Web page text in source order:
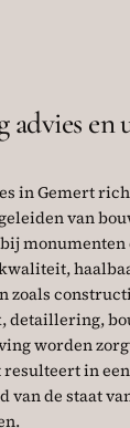
advies en
in Gemert
van
monumenten
zoals
detaillering,
worden
in
van de staat